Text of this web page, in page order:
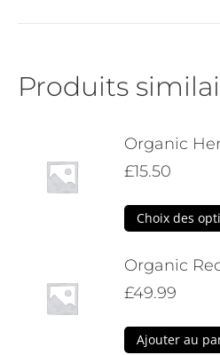
Produits
Organic
£15.50
Choix des
Organic
£49.99
Ajouter au